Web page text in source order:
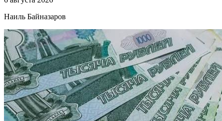
Наиль Байназаров